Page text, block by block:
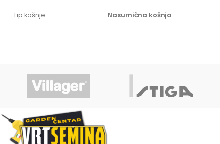
Tip košnje Nasumična košnja